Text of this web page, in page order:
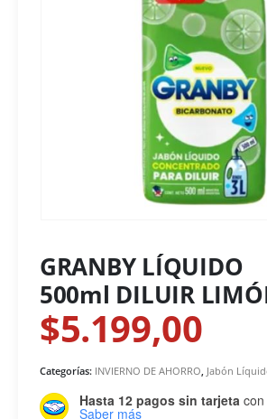
GRANBY LÍQUIDO
500ml DILUIR
$5.199,00
Categorías: INVIERNO DE AHORRO, Jabón
Hasta 12 pagos sin tarjeta
Saber más